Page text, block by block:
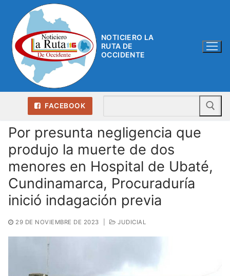
contenido
NOTICIERO LA
RUTA DE
OCCIDENTE
FACEBOOK
Por presunta negligencia que
produjo la muerte de dos
menores en Hospital de Ubaté,
Cundinamarca, Procuraduría
inició indagación previa
29 DE NOVIEMBRE DE 2023 JUDICIAL